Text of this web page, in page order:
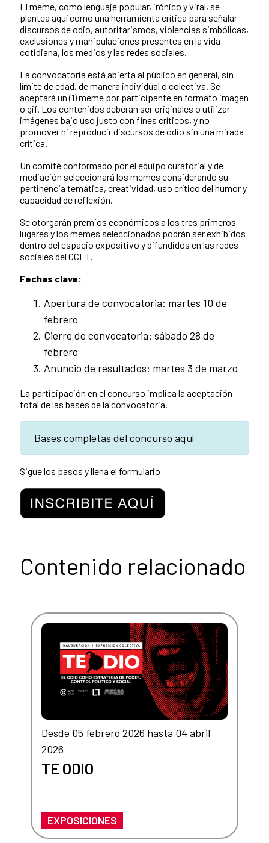
El meme, como lenguaje popular, irónico y viral, se
plantea aquí como una herramienta crítica para señalar
discursos de odio, autoritarismos, violencias simbólicas,
exclusiones y manipulaciones presentes en la vida
cotidiana, los medios y las redes sociales.
La convocatoria está abierta al público en general, sin
límite de edad, de manera individual o colectiva. Se
aceptará un (1) meme por participante en formato imagen
o gif. Los contenidos deberán ser originales o utilizar
imágenes bajo uso justo con fines críticos, y no
promover ni reproducir discursos de odio sin una mirada
crítica.
Un comité conformado por el equipo curatorial y de
mediación seleccionará los memes considerando su
pertinencia temática, creatividad, uso crítico del humor y
capacidad de reflexión.
Se otorgarán premios económicos a los tres primeros
lugares y los memes seleccionados podrán ser exhibidos
dentro del espacio expositivo y difundidos en las redes
sociales del CCET.
Fechas clave:
Apertura de convocatoria: martes 10 de
febrero
Cierre de convocatoria: sábado 28 de
febrero
Anuncio de resultados: martes 3 de marzo
La participación en el concurso implica la aceptación
total de las bases de la convocatoria.
Bases completas del concurso aquí
Sigue los pasos y llena el formulario
Contenido relacionado
Desde 05 febrero 2026 hasta 04 abril
2026
TE ODIO
EXPOSICIONES